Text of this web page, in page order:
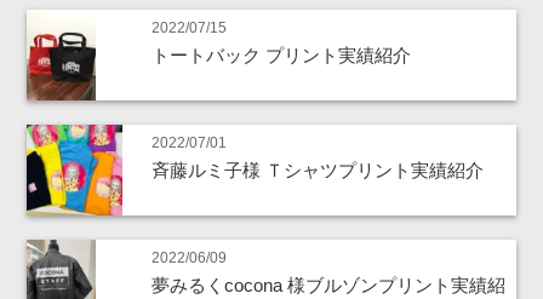
2022/07/15
トートバック プリント実績紹介
2022/07/01
斉藤ルミ子様 Ｔシャツプリント実績紹介
2022/06/09
夢みるくcocona 様ブルゾンプリント実績紹